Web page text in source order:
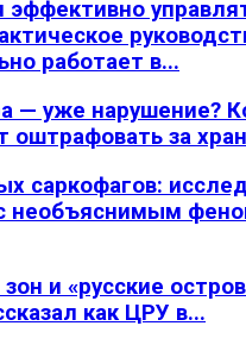
эффективно
работает в...
— уже нарушение?
оштрафовать за
саркофагов:
необъяснимым
и «русские
как ЦРУ в...